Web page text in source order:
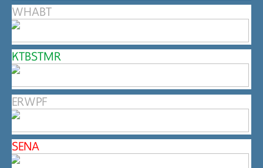
WHABT
KTBSTMR
ERWPF
SENA